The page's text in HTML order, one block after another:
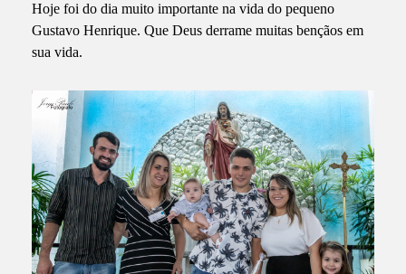
Hoje foi do dia muito importante na vida do pequeno
Gustavo Henrique. Que Deus derrame muitas bençãos em
sua vida.